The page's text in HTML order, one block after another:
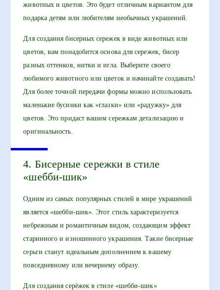
животных и цветов. Это будет отличным вариантом для
подарка детям или любителям необычных украшений.
Для создания бисерных сережек в виде животных или
цветов, вам понадобится основа для сережек, бисер
разных оттенков, нитки и игла. Выберите своего
любимого животного или цветок и начинайте создавать!
Для более точной передачи формы можно использовать
маленькие бусинки как «глазки» или «радужку» для
цветов. Это придаст вашим сережкам детализацию и
оригинальность.
4. Бисерные сережки в стиле
«шебби-шик»
Одним из самых популярных стилей в мире украшений
является «шебби-шик». Этот стиль характеризуется
небрежным и романтичным видом, создающим эффект
старинного и изношенного украшения. Такие бисерные
серьги станут идеальным дополнением к вашему
повседневному или вечернему образу.
Для создания серёжек в стиле «шебби-шик»